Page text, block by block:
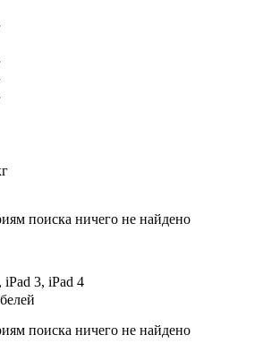
поиска ничего не найдено
iPad 3, iPad 4
поиска ничего не найдено